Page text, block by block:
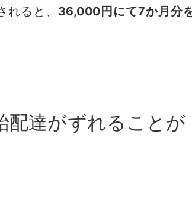
れると、 36,000円にて7か月分
配達がずれることが